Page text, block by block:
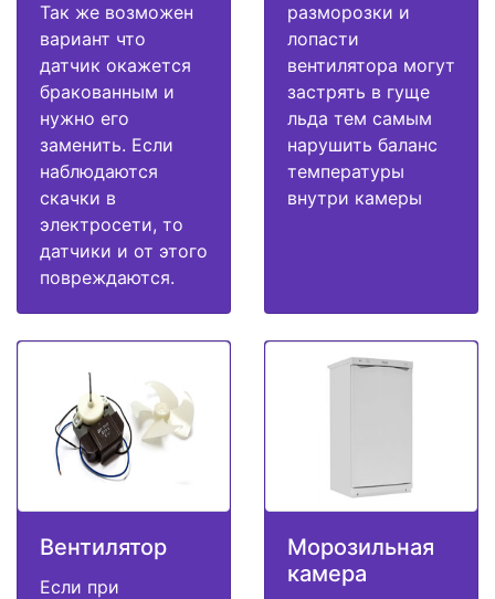
Так же возможен
вариант что
датчик окажется
бракованным и
нужно его
заменить. Если
наблюдаются
скачки в
электросети, то
датчики и от этого
повреждаются.
разморозки и
лопасти
вентилятора могут
застрять в гуще
льда тем самым
нарушить баланс
температуры
внутри камеры
Вентилятор
Если при
Морозильная
камера